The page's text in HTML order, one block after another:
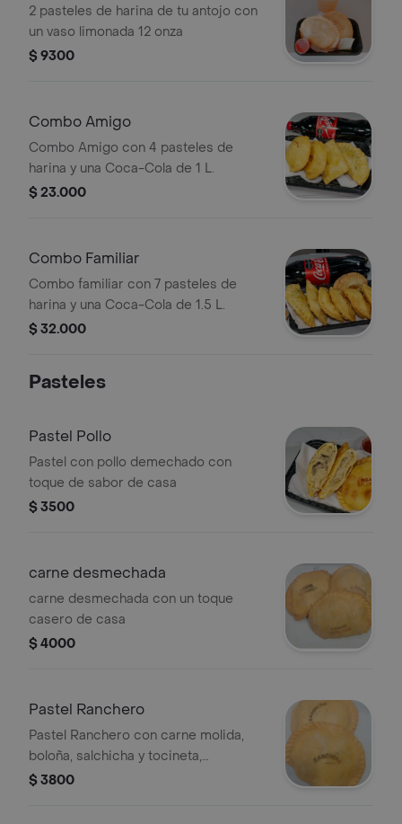
2 pasteles de harina de tu antojo con
un vaso limonada 12 onza
$ 9300
Combo Amigo
Combo Amigo con 4 pasteles de
harina y una Coca-Cola de 1 L.
$ 23.000
Combo Familiar
Combo familiar con 7 pasteles de
harina y una Coca-Cola de 1.5 L.
$ 32.000
Pasteles
Pastel Pollo
Pastel con pollo demechado con
toque de sabor de casa
$ 3500
carne desmechada
carne desmechada con un toque
casero de casa
$ 4000
Pastel Ranchero
Pastel Ranchero con carne molida,
boloña, salchicha y tocineta,
acompañado de salsa BBQ.
$ 3800